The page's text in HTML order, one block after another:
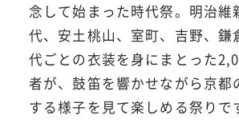
念して始まった時代祭。明治維
代、安土桃山、室町、吉野、鎌
代ごとの衣装を身にまとった
者が、鼓笛を響かせながら京都
する様子を見て楽しめる祭りで